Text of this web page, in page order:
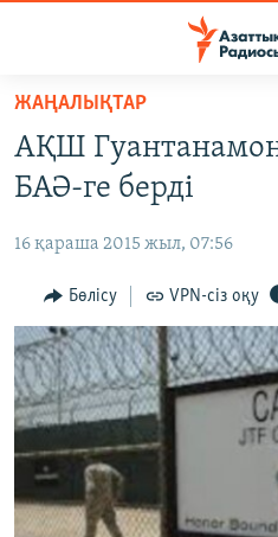
Skip
main
content
to
Navigation
Skip
to
Search
САЯСАТ
ҚАҢТАР ОҚИҒАСЫ
АДАМ ҚҰҚЫҚТАРЫ
ӘЛЕУМЕТ
ӘЛЕМ
АРНАЙЫ ЖОБАЛАР
Русский
ЖАҢАЛЫҚТАР
АҚШ
БАӘ-ге берді
16 қараша 2015 жыл, 07:56
Бөлісу VPN-сіз оқу